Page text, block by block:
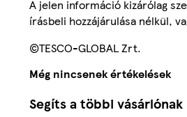
A jelen információ kizárólag
írásbeli hozzájárulása nélkül,
©TESCO-GLOBAL Zrt.
Még nincsenek értékelések
Segíts a többi vásárlónak